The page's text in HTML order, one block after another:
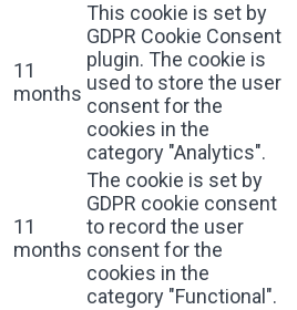
11
months
This cookie is set by
GDPR Cookie Consent
plugin. The cookie is
used to store the user
consent for the
cookies in the
category "Analytics".
11
months
The cookie is set by
GDPR cookie consent
to record the user
consent for the
cookies in the
category "Functional".